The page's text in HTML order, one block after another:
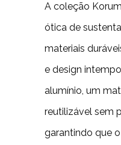
A coleção
ótica de
materiais
e design
alumínio, um
reutilizável sem
garantindo que